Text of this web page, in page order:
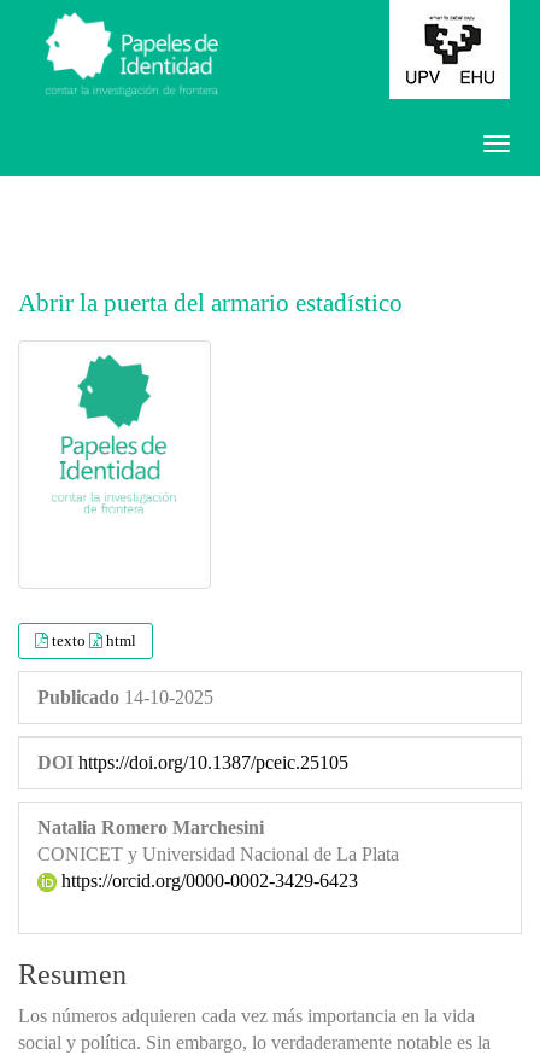
Abrir la puerta del armario estadístico
##plugins.themes.bootstrap3.article.main##
texto html
Publicado 14-10-2025
DOI https://doi.org/10.1387/pceic.25105
Natalia Romero Marchesini
CONICET y Universidad Nacional de La Plata
https://orcid.org/0000-0002-3429-6423
Resumen
Los números adquieren cada vez más importancia en la vida
social y política. Sin embargo, lo verdaderamente notable es la